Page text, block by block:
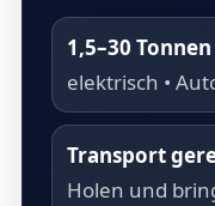
1,5–30 Tonnen
elektrisch •
Transport
Holen und